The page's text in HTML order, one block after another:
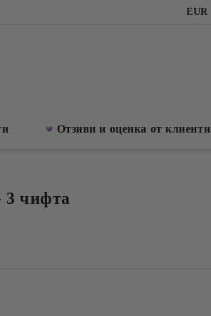
EUR
Отзиви и оценка от клиенти
3 чифта